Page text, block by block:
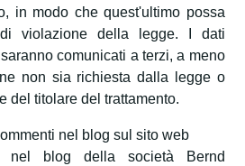
in modo che quest'ultimo possa
violazione della legge. I dati
comunicati a terzi, a meno
non sia richiesta dalla legge o
del titolare del trattamento.
nel blog sul sito web
nel blog della società Bernd